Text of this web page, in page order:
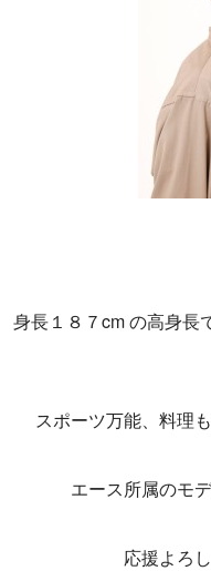
身長１８７cm の高身長
スポーツ万能、料理
エース所属のモ
応援よろ